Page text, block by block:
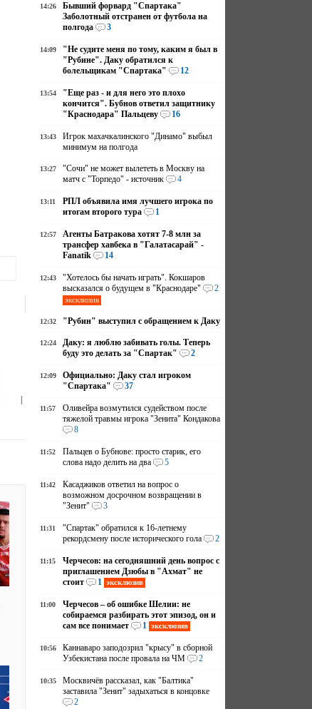
14:26
Бывший форвард "Спартака"
Заболотный отстранен от футбола на
полгода
3
14:09
"Не судите меня по тому, каким я был в
"Рубине". Даку обратился к
болельщикам "Спартака"
12
13:54
"Еще раз - и для него это плохо
кончится". Бубнов ответил защитнику
"Краснодара" Пальцеву
16
13:43
Игрок махачкалинского "Динамо" выбыл
минимум на полгода
13:27
"Сочи" не может вылететь в Москву на
матч с "Торпедо" - источник
4
13:11
РПЛ объявила имя лучшего игрока по
итогам второго тура
1
12:57
Агенты Батракова хотят 7-8 млн за
трансфер хавбека в "Галатасарай" -
Fanatik
14
12:43
"Хотелось бы начать играть". Кокшаров
высказался о будущем в "Краснодаре"
2
эксклюзив
12:32 "Рубин" выступил с обращением к Даку
12:24
Даку: я люблю забивать голы. Теперь
буду это делать за "Спартак"
2
12:09
Официально: Даку стал игроком
"Спартака"
37
11:57
Оливейра возмутился судейством после
тяжелой травмы игрока "Зенита" Кондакова
8
11:52
Пальцев о Бубнове: просто старик, его
слова надо делить на два
5
11:42
Касаджиков ответил на вопрос о
возможном досрочном возвращении в
"Зенит"
3
11:31
"Спартак" обратился к 16-летнему
рекордсмену после исторического гола
2
11:15
Черчесов: на сегодняшний день вопрос с
приглашением Дзюбы в "Ахмат" не
стоит
1 эксклюзив
11:00
Черчесов – об ошибке Шелии: не
собираемся разбирать этот эпизод, он и
сам все понимает
1 эксклюзив
10:56
Каннаваро заподозрил "крысу" в сборной
Узбекистана после провала на ЧМ
2
10:35
Москвичёв рассказал, как "Балтика"
заставила "Зенит" задыхаться в концовке
2